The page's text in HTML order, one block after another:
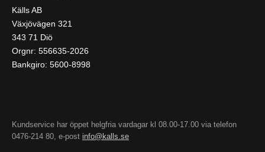
Källs AB
Växjövägen 321
343 71 Diö
Orgnr: 556635-2026
Bankgiro: 5600-8998
Kundservice har öppet helgfria vardagar kl 08.00-17.00 via telefon
0476-214 80, e-post info@kalls.se